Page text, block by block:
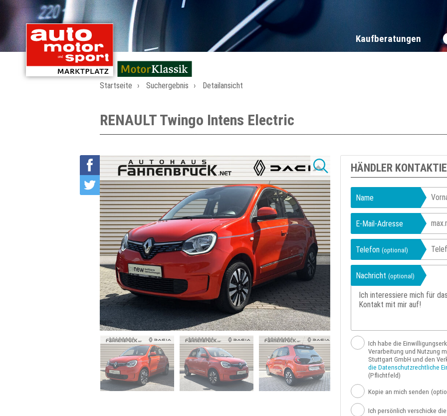
Kaufberatungen
Startseite Suchergebnis Detailansicht
RENAULT Twingo Intens Electric
HÄNDLER
Name
E-Mail-Adresse
Telefon (optional)
Nachricht (optional)
Ich habe die
Verarbeitung und Nutzung
Stuttgart GmbH und den
die Datenschutzrechtliche
(Pflichtfeld)
Kopie an mich senden
Ich persönlich verschicke